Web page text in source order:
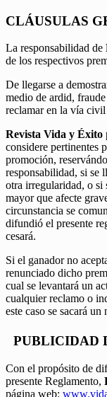
CLÁUSULAS
La responsabilidad de
de los respectivos
De llegarse a
medio de ardid,
reclamar en la vía
Revista Vida y Éxito
considere pertinentes
promoción,
responsabilidad, si se
otra irregularidad, o si
mayor que afecte
circunstancia se
difundió el presente
cesará.
Si el ganador no
renunciado dicho
cual se levantará un
cualquier reclamo o
este caso se sacará
PUBLICIDAD
Con el propósito de
presente Reglamento,
página web: